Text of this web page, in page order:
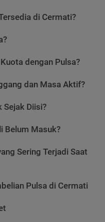
di Cermati?
dengan Pulsa?
dan Masa Aktif?
Sejak Diisi?
Belum Masuk?
Sering Terjadi Saat
Pulsa di Cermati